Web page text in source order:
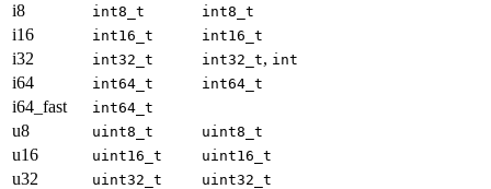
i8 int8_t int8_t
i16 int16_t int16_t
i32 int32_t int32_t, int
i64 int64_t int64_t
i64_fast int64_t
u8 uint8_t uint8_t
u16 uint16_t uint16_t
u32 uint32_t uint32_t